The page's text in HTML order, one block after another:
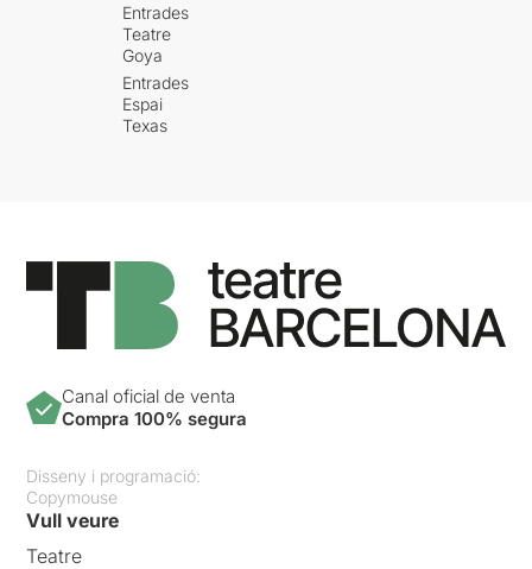
Entrades
Teatre
Goya
Entrades
Espai
Texas
Canal oficial de venta
Compra 100% segura
Disseny i programació:
Copymouse
Vull veure
Teatre